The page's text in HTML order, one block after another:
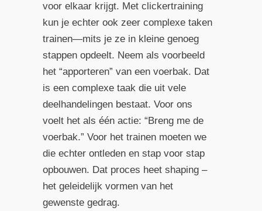
voor elkaar krijgt. Met clickertraining
kun je echter ook zeer complexe taken
trainen—mits je ze in kleine genoeg
stappen opdeelt. Neem als voorbeeld
het “apporteren” van een voerbak. Dat
is een complexe taak die uit vele
deelhandelingen bestaat. Voor ons
voelt het als één actie: “Breng me de
voerbak.” Voor het trainen moeten we
die echter ontleden en stap voor stap
opbouwen. Dat proces heet shaping –
het geleidelijk vormen van het
gewenste gedrag.